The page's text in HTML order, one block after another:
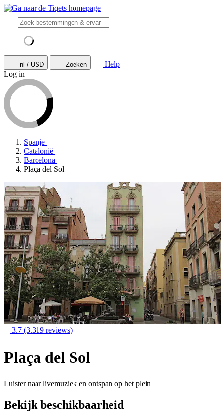
nl / USD Zoeken
Help
Log in
Spanje
Catalonië
Barcelona
Plaça del Sol
3.7 (3.319 reviews)
Plaça del Sol
Luister naar livemuziek en ontspan op het plein
Bekijk beschikbaarheid